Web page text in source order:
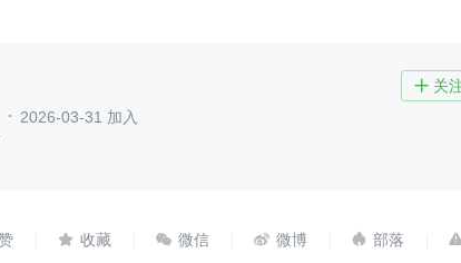
 关
2026-03-31 加入
   